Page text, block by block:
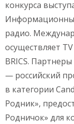
конкурса
радио.
осуществляет TV
BRICS.
— российский
в категории
Родник»,
Родничок» для